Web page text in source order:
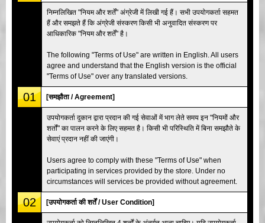
टोक्यो शिबुया एनेक्स टोक्यो बे
टोक्यो असाकुसा
ओकिनावा
निम्नलिखित "नियम और शर्तें" अंग्रेजी में लिखी गई हैं। सभी उपयोगकर्ता सहमत
हैं और समझते हैं कि अंग्रेजी संस्करण किसी भी अनुवादित संस्करण पर
आधिकारिक "नियम और शर्तें" है।
The following "Terms of Use" are written in English. All users
agree and understand that the English version is the official
"Terms of Use" over any translated versions.
01 [समझौता / Agreement]
उपयोगकर्ता दुकान द्वारा प्रदान की गई सेवाओं में भाग लेते समय इन "नियमों और
शर्तों" का पालन करने के लिए सहमत है। किसी भी परिस्थिति में बिना समझौते के
सेवाएं प्रदान नहीं की जाएंगी।
Users agree to comply with these "Terms of Use" when
participating in services provided by the store. Under no
circumstances will services be provided without agreement.
02 [उपयोगकर्ता की शर्तें / User Condition]